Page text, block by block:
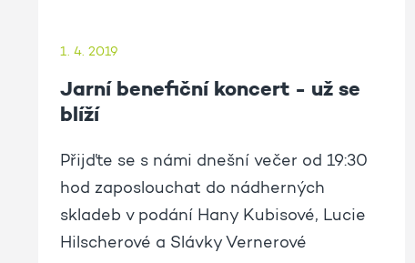
1. 4. 2019
Jarní benefiční koncert - už se
blíží
Přijďte se s námi dnešní večer od 19:30
hod zaposlouchat do nádherných
skladeb v podání Hany Kubisové, Lucie
Hilscherové a Slávky Vernerové